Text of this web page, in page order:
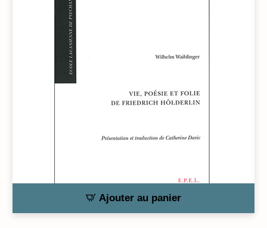
Ajouter au panier